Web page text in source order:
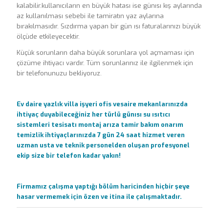
kalabilir.kullanıcıların en büyük hatası ise günısı kış aylarında
az kullanılması sebebi ile tamiratın yaz aylarına
bırakılmasıdır. Sızdırma yapan bir gün ısı faturalarınızı büyük
ölçüde etkileyecektir.
Küçük sorunların daha büyük sorunlara yol açmaması için
çözüme ihtiyacı vardır. Tüm sorunlarınız ile ilgilenmek için
bir telefonunuzu bekliyoruz.
Ev daire yazlık villa işyeri ofis vesaire mekanlarınızda
ihtiyaç duyabileceğiniz her türlü günısı su ısıtıcı
sistemleri tesisatı montaj arıza tamir bakım onarım
temizlik ihtiyaçlarınızda 7 gün 24 saat hizmet veren
uzman usta ve teknik personelden oluşan profesyonel
ekip size bir telefon kadar yakın!
Firmamız çalışma yaptığı bölüm haricinden hiçbir şeye
hasar vermemek için özen ve itina ile çalışmaktadır.